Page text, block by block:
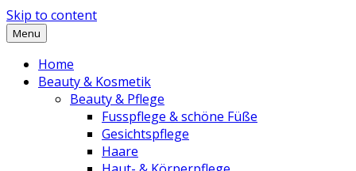
Skip to content
Menu
Home
Beauty & Kosmetik
Beauty & Pflege
Fusspflege & schöne Füße
Gesichtspflege
Haare